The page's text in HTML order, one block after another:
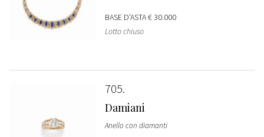
BASE D'ASTA€ 30.000
Lotto chiuso
705
Damiani
Anello con diamanti